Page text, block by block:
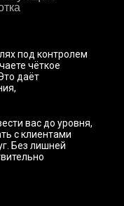
под контролем
чёткое
даёт
вас до уровня,
с клиентами
Без лишней